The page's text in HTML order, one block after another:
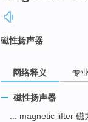
磁性扬声器
网络释义 专
磁性扬声器
... magnetic lifter 磁